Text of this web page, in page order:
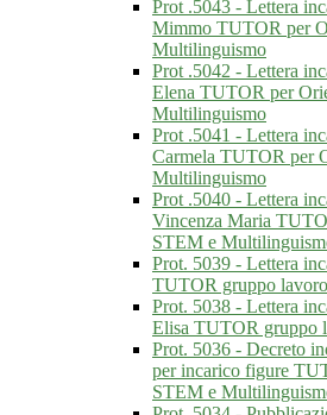
Prot .5043 - Lettera
Mimmo TUTOR per
Multilinguismo
Prot .5042 - Lettera
Elena TUTOR per
Multilinguismo
Prot .5041 - Lettera
Carmela TUTOR per
Multilinguismo
Prot .5040 - Lettera
Vincenza Maria
STEM e
Prot. 5039 - Lettera
TUTOR gruppo
Prot. 5038 - Lettera
Elisa TUTOR gruppo
Prot. 5036 - Decreto
per incarico figure
STEM e